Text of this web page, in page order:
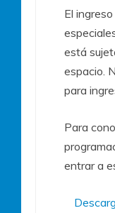
El
está
espacio.
para
Para
entrar a